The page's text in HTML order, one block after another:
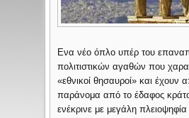
Ενα νέο όπλο υπέρ του
πολιτιστικών αγαθών που
«εθνικοί θησαυροί» και έχουν
παράνομα από το έδαφος
ενέκρινε με μεγάλη